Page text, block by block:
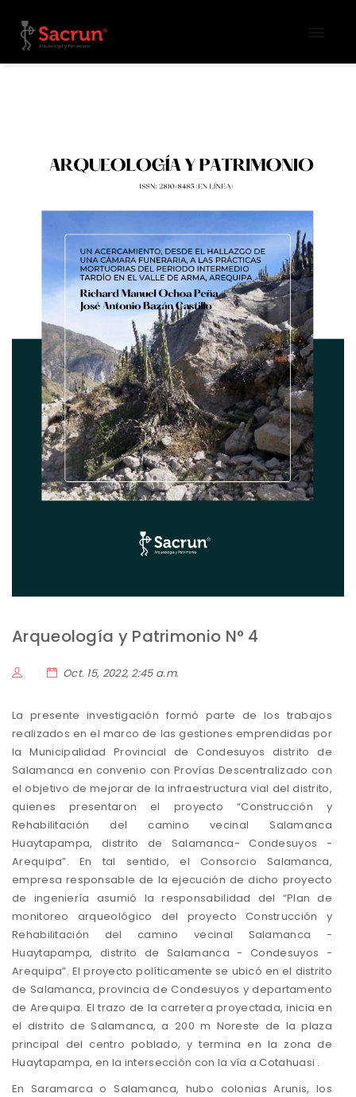
Arqueología y Patrimonio N° 4
Oct. 15, 2022, 2:45 a.m.
La presente investigación formó parte de los trabajos
realizados en el marco de las gestiones emprendidas por
la Municipalidad Provincial de Condesuyos distrito de
Salamanca en convenio con Provías Descentralizado con
el objetivo de mejorar de la infraestructura vial del distrito,
quienes presentaron el proyecto “Construcción y
Rehabilitación del camino vecinal Salamanca
Huaytapampa, distrito de Salamanca- Condesuyos -
Arequipa”. En tal sentido, el Consorcio Salamanca,
empresa responsable de la ejecución de dicho proyecto
de ingeniería asumió la responsabilidad del “Plan de
monitoreo arqueológico del proyecto Construcción y
Rehabilitación del camino vecinal Salamanca -
Huaytapampa, distrito de Salamanca - Condesuyos -
Arequipa”. El proyecto políticamente se ubicó en el distrito
de Salamanca, provincia de Condesuyos y departamento
de Arequipa. El trazo de la carretera proyectada, inicia en
el distrito de Salamanca, a 200 m Noreste de la plaza
principal del centro poblado, y termina en la zona de
Huaytapampa, en la intersección con la vía a Cotahuasi .
En Saramarca o Salamanca, hubo colonias Arunis, los